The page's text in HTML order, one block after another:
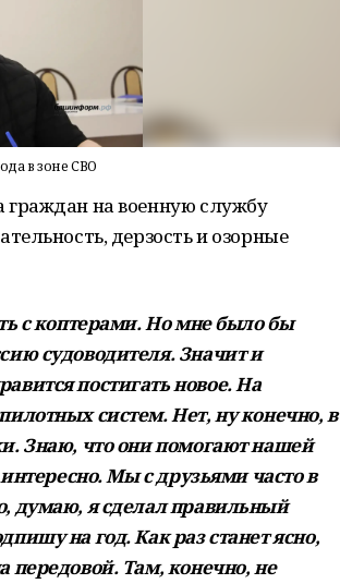
в зоне СВО
граждан на военную службу
дерзость и озорные
с коптерами. Но мне было бы
судоводителя. Значит и
постигать новое. На
систем. Нет, ну конечно, в
Знаю, что они помогают нашей
Мы с друзьями часто в
думаю, я сделал правильный
на год. Как раз станет ясно,
передовой. Там, конечно, не